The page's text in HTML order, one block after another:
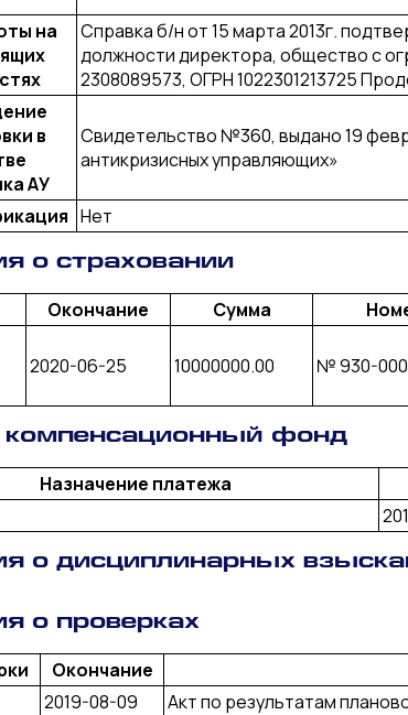
на
Справка б/н от 15 марта 2013г.
должности директора, общество с
2308089573, ОГРН 1022301213725
в
АУ
Свидетельство №360, выдано 19
антикризисных управляющих»
Нет
о страховании
Окончание Сумма
2020-06-25 10000000.00 № 930-
компенсационный фонд
Назначение платежа
о дисциплинарных
о проверках
Окончание
2019-08-09
Акт по результатам